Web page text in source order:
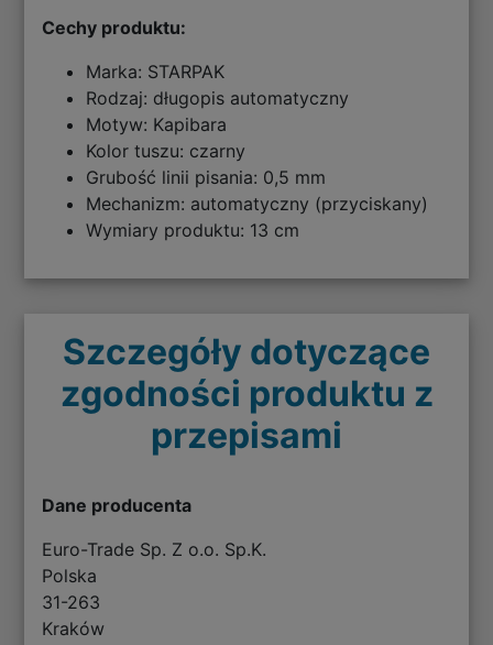
Cechy produktu:
Marka: STARPAK
Rodzaj: długopis automatyczny
Motyw: Kapibara
Kolor tuszu: czarny
Grubość linii pisania: 0,5 mm
Mechanizm: automatyczny (przyciskany)
Wymiary produktu: 13 cm
Szczegóły dotyczące
zgodności produktu z
przepisami
Dane producenta
Euro-Trade Sp. Z o.o. Sp.K.
Polska
31-263
Kraków